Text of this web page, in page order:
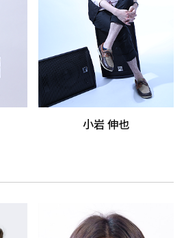
小岩 伸也